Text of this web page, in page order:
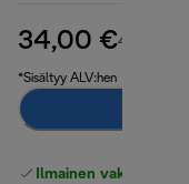
34,00 €46,40 €
*Sisältyy ALV:hen
Ilmainen vakiotoimitus